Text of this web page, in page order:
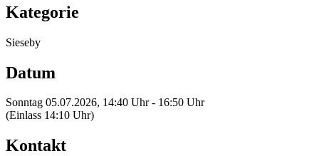
Kategorie
Sieseby
Datum
Sonntag 05.07.2026, 14:40 Uhr - 16:50 Uhr
(Einlass 14:10 Uhr)
Kontakt